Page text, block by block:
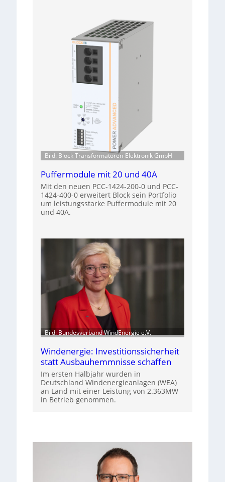
Bild: Block Transformatoren-Elektronik GmbH
Puffermodule mit 20 und 40A
Mit den neuen PCC-1424-200-0 und PCC-
1424-400-0 erweitert Block sein Portfolio
um leistungsstarke Puffermodule mit 20
und 40A.
Bild: Bundesverband WindEnergie e.V.
Windenergie: Investitionssicherheit
statt Ausbauhemmnisse schaffen
Im ersten Halbjahr wurden in
Deutschland Windenergieanlagen (WEA)
an Land mit einer Leistung von 2.363MW
in Betrieb genommen.